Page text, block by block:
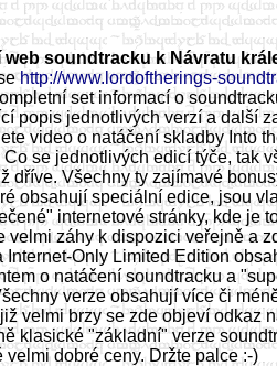
web soundtracku k Návratu
http://www.lordoftherings-
set informací o
popis jednotlivých verzí a další
video o natáčení skladby Into
se jednotlivých edicí týče, tak
dříve. Všechny ty zajímavé
obsahují speciální edice, jsou
internetové stránky, kde je
velmi záhy k dispozici veřejně a
Internet-Only Limited Edition
o natáčení soundtracku a
verze obsahují více či
velmi brzy se zde objeví odkaz
klasické "základní" verze
velmi dobré ceny. Držte palce :-)